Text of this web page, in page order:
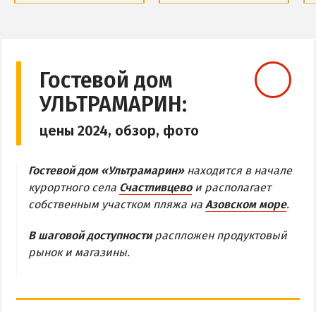
Все отели и пансионаты Геническа
ГЕНИЧЕСКАЯ ГОРКА
Обзор Генгорки
Все базы отдыха и отели Генгорки
Карта Генгорки
ПРИОЗЕРНОЕ
СЧАСТЛИВЦЕВО
Обзор Счастливцево
Веб-камеры в Счастливцево
Гостевой дом
УЛЬТРАМАРИН:
цены 2024, обзор, фото
Гостевой дом «Ультрамарин»находится в начале
курортного села Счастливцевои располагает
собственным участком пляжа на Азовском море.
В шаговой доступностираспложен продуктовый
рынок и магазины.